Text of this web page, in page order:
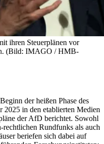
ihren Steuerplänen vor
(Bild: IMAGO / HMB-
der heißen Phase des
2025 in den etablierten Medien
der AfD berichtet. Sowohl
Rundfunks als auch
beriefen sich dabei auf